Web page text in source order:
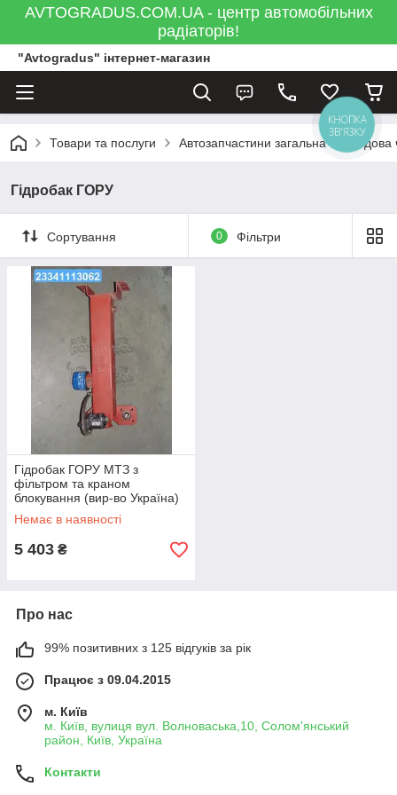
AVTOGRADUS.COM.UA - центр автомобільних
радіаторів!
"Avtogradus" інтернет-магазин
Товари та послуги Автозапчастини загальна Ходова
Гідробак ГОРУ
Сортування 0 Фільтри
Гідробак ГОРУ МТЗ з
фільтром та краном
блокування (вир-во Україна)
70-3400020-03А
Немає в наявності
5 403 ₴
Про нас
99% позитивних з 125 відгуків за рік
Працює з 09.04.2015
м. Київ
м. Київ, вулиця вул. Волноваська,10, Солом'янський
район, Київ, Україна
Контакти
КНОПКА
ЗВ'ЯЗКУ